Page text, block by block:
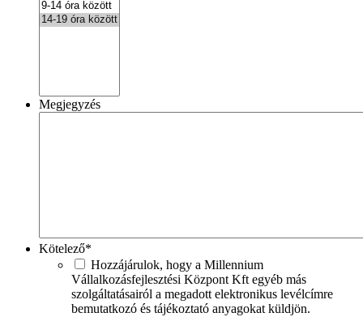
Megjegyzés
Kötelező*
Hozzájárulok, hogy a Millennium
Vállalkozásfejlesztési Központ Kft egyéb más
szolgáltatásairól a megadott elektronikus levélcímre
bemutatkozó és tájékoztató anyagokat küldjön.